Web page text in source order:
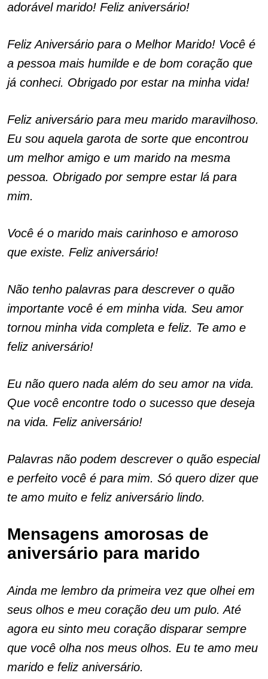
adorável marido! Feliz aniversário!
Feliz Aniversário para o Melhor Marido! Você é
a pessoa mais humilde e de bom coração que
já conheci. Obrigado por estar na minha vida!
Feliz aniversário para meu marido maravilhoso.
Eu sou aquela garota de sorte que encontrou
um melhor amigo e um marido na mesma
pessoa. Obrigado por sempre estar lá para
mim.
Você é o marido mais carinhoso e amoroso
que existe. Feliz aniversário!
Não tenho palavras para descrever o quão
importante você é em minha vida. Seu amor
tornou minha vida completa e feliz. Te amo e
feliz aniversário!
Eu não quero nada além do seu amor na vida.
Que você encontre todo o sucesso que deseja
na vida. Feliz aniversário!
Palavras não podem descrever o quão especial
e perfeito você é para mim. Só quero dizer que
te amo muito e feliz aniversário lindo.
Mensagens amorosas de
aniversário para marido
Ainda me lembro da primeira vez que olhei em
seus olhos e meu coração deu um pulo. Até
agora eu sinto meu coração disparar sempre
que você olha nos meus olhos. Eu te amo meu
marido e feliz aniversário.